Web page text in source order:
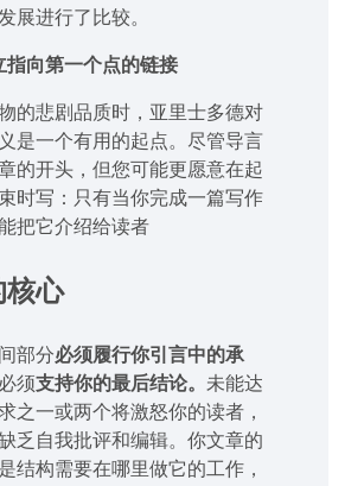
展进行了比较。
指向第一个点的链接
的悲剧品质时，亚里士多德对
是一个有用的起点。尽管导言
的开头，但您可能更愿意在起
时写：只有当你完成一篇写作
把它介绍给读者
核心
部分必须履行你引言中的承
须支持你的最后结论。 未能达
之一或两个将激怒你的读者，
乏自我批评和编辑。你文章的
结构需要在哪里做它的工作，